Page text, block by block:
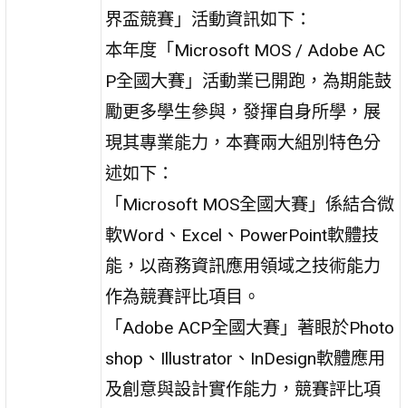
界盃競賽」活動資訊如下：
本年度「Microsoft MOS / Adobe AC
P全國大賽」活動業已開跑，為期能鼓
勵更多學生參與，發揮自身所學，展
現其專業能力，本賽兩大組別特色分
述如下：
「Microsoft MOS全國大賽」係結合微
軟Word、Excel、PowerPoint軟體技
能，以商務資訊應用領域之技術能力
作為競賽評比項目。
「Adobe ACP全國大賽」著眼於Photo
shop、Illustrator、InDesign軟體應用
及創意與設計實作能力，競賽評比項